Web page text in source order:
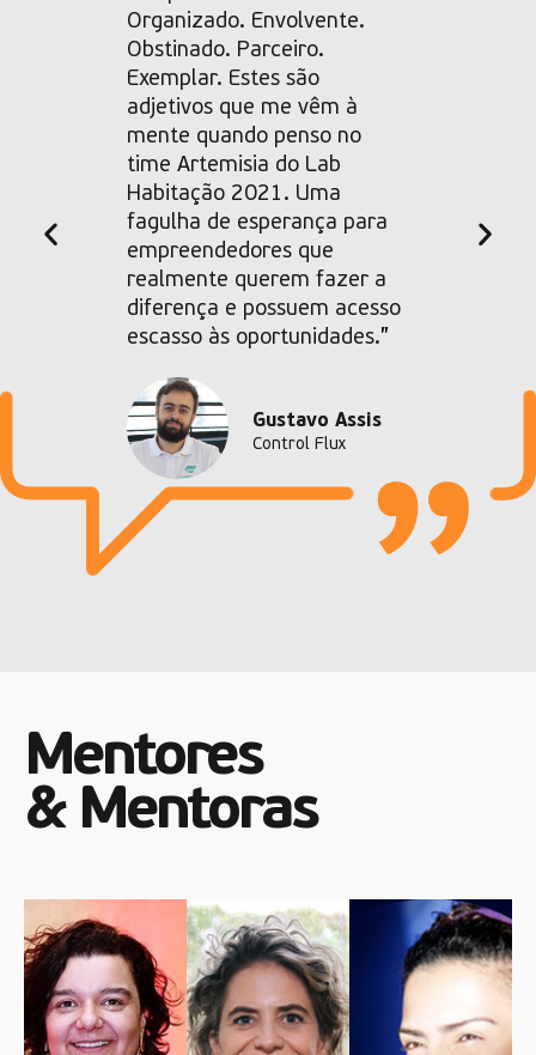
Organizado. Envolvente.
Obstinado. Parceiro.
Exemplar. Estes são
adjetivos que me vêm à
mente quando penso no
time Artemisia do Lab
Habitação 2021. Uma
fagulha de esperança para
empreendedores que
realmente querem fazer a
diferença e possuem acesso
escasso às oportunidades.”
Gustavo Assis
Control Flux
e
Mentores
& Mentoras